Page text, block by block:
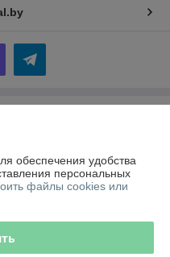
по налогам и
обеспечения удобства
персональных
файлы cookies или